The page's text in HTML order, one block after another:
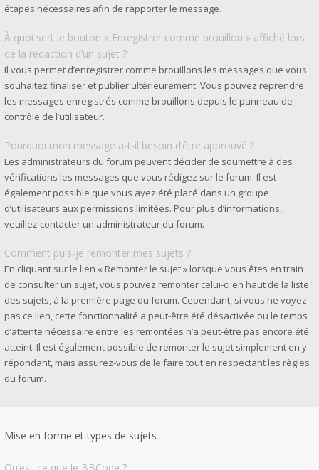
étapes nécessaires afin de rapporter le message.
À quoi sert le bouton « Enregistrer comme brouillon » affiché lors
de la rédaction d’un sujet ?
Il vous permet d’enregistrer comme brouillons les messages que vous
souhaitez finaliser et publier ultérieurement. Vous pouvez reprendre
les messages enregistrés comme brouillons depuis le panneau de
contrôle de l’utilisateur.
Pourquoi mon message a-t-il besoin d’être approuvé ?
Les administrateurs du forum peuvent décider de soumettre à des
vérifications les messages que vous rédigez sur le forum. Il est
également possible que vous ayez été placé dans un groupe
d’utilisateurs aux permissions limitées. Pour plus d’informations,
veuillez contacter un administrateur du forum.
Comment puis-je remonter mes sujets ?
En cliquant sur le lien « Remonter le sujet » lorsque vous êtes en train
de consulter un sujet, vous pouvez remonter celui-ci en haut de la liste
des sujets, à la première page du forum. Cependant, si vous ne voyez
pas ce lien, cette fonctionnalité a peut-être été désactivée ou le temps
d’attente nécessaire entre les remontées n’a peut-être pas encore été
atteint. Il est également possible de remonter le sujet simplement en y
répondant, mais assurez-vous de le faire tout en respectant les règles
du forum.
Mise en forme et types de sujets